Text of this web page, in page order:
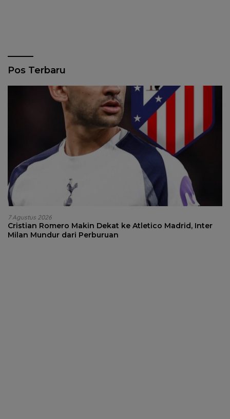
Pos Terbaru
7 Agustus 2026
Cristian Romero Makin Dekat ke Atletico Madrid, Inter
Milan Mundur dari Perburuan